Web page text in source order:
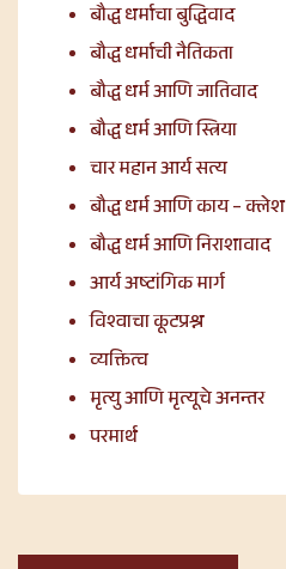
बौद्ध धर्माचा बुद्धिवाद
बौद्ध धर्माची नैतिकता
बौद्ध धर्म आणि जातिवाद
बौद्ध धर्म आणि स्त्रिया
चार महान आर्य सत्य
बौद्ध धर्म आणि काय – क्लेश
बौद्ध धर्म आणि निराशावाद
आर्य अष्टांगिक मार्ग
विश्वाचा कूटप्रश्न
व्यक्तित्व
मृत्यु आणि मृत्यूचे अनन्तर
परमार्थ